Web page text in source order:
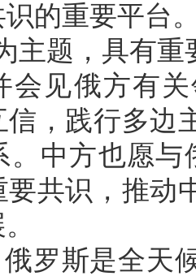
识的重要平台
主题，具有
会见俄方有
信，践行多边
。中方也愿
要共识，推动
罗斯是全天